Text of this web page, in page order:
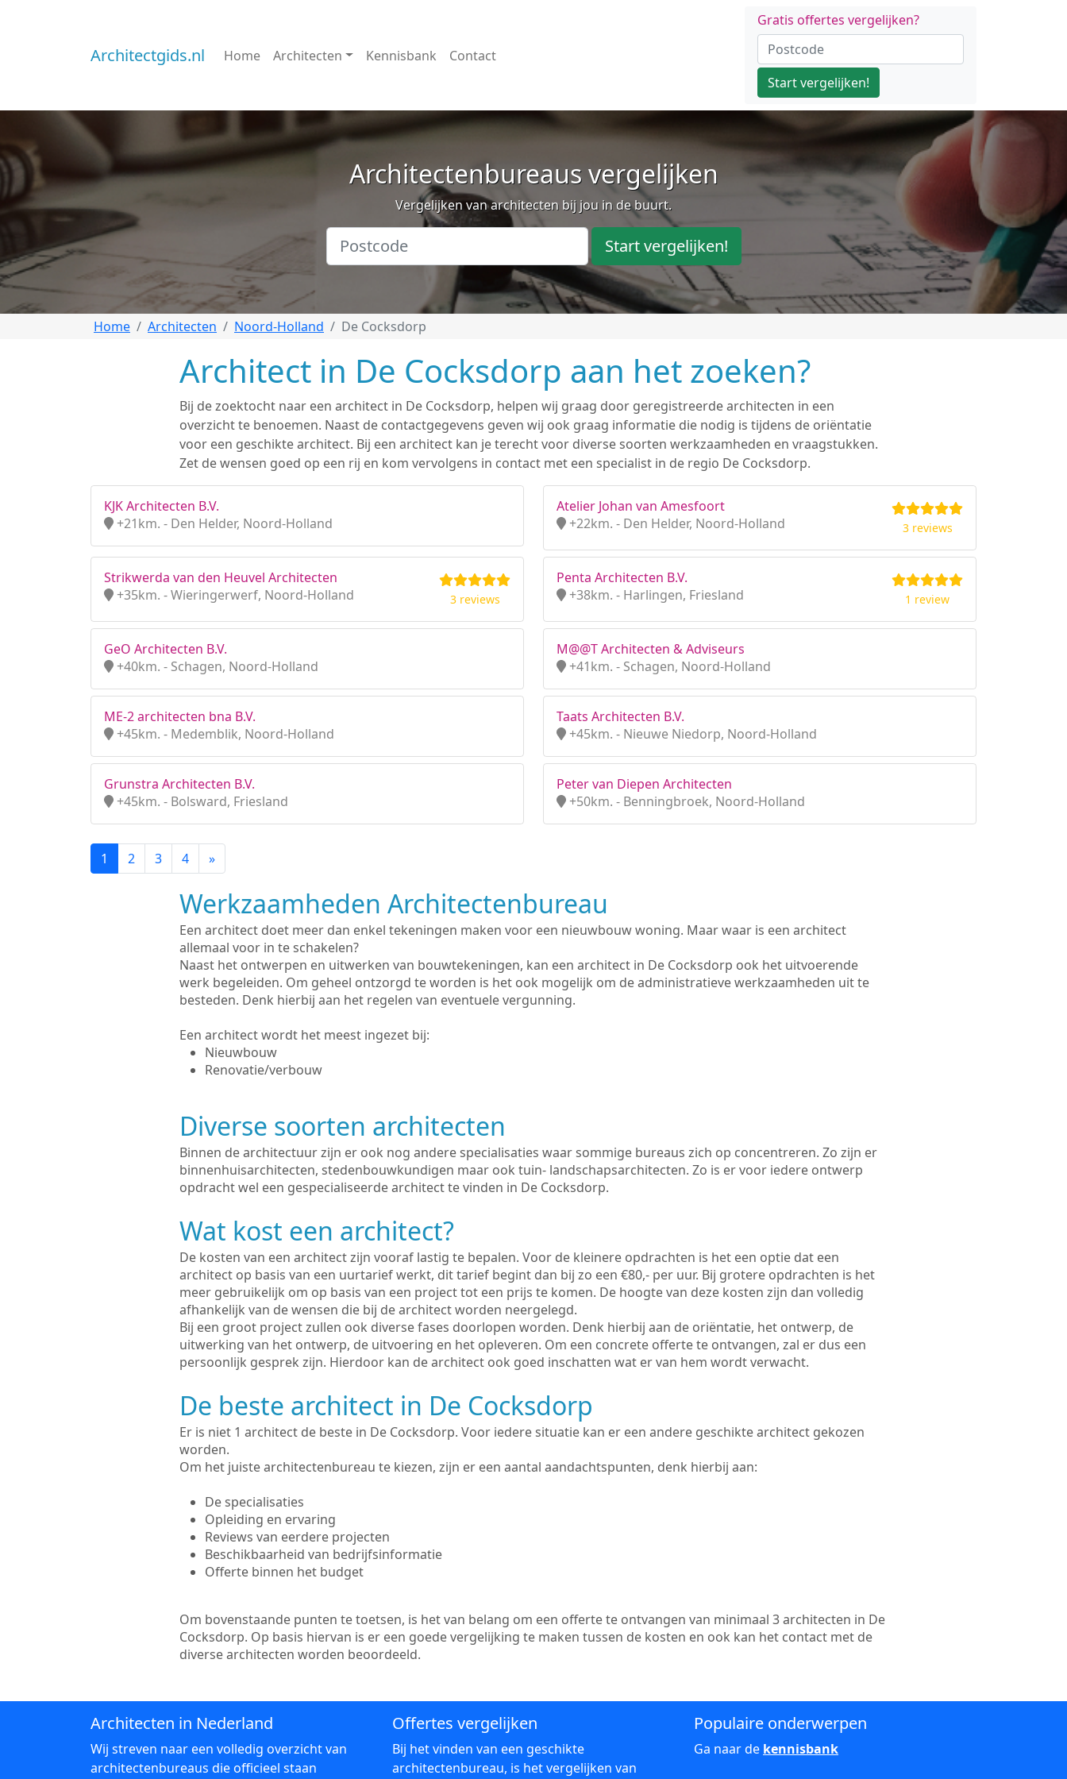
Architectgids.nl Home Architecten Kennisbank Contact
Gratis offertes vergelijken?
Start vergelijken!
Architectenbureaus vergelijken
Vergelijken van architecten bij jou in de buurt.
Start vergelijken!
Home Architecten Noord-Holland De Cocksdorp
Architect in De Cocksdorp aan het zoeken?
Bij de zoektocht naar een architect in De Cocksdorp, helpen wij graag door geregistreerde architecten in een
overzicht te benoemen. Naast de contactgegevens geven wij ook graag informatie die nodig is tijdens de oriëntatie
voor een geschikte architect. Bij een architect kan je terecht voor diverse soorten werkzaamheden en vraagstukken.
Zet de wensen goed op een rij en kom vervolgens in contact met een specialist in de regio De Cocksdorp.
KJK Architecten B.V.
+21km. - Den Helder, Noord-Holland
Atelier Johan van Amesfoort
+22km. - Den Helder, Noord-Holland
3 reviews
Strikwerda van den Heuvel Architecten
+35km. - Wieringerwerf, Noord-Holland
3 reviews
Penta Architecten B.V.
+38km. - Harlingen, Friesland
1 review
GeO Architecten B.V.
+40km. - Schagen, Noord-Holland
M@@T Architecten & Adviseurs
+41km. - Schagen, Noord-Holland
ME-2 architecten bna B.V.
+45km. - Medemblik, Noord-Holland
Taats Architecten B.V.
+45km. - Nieuwe Niedorp, Noord-Holland
Grunstra Architecten B.V.
+45km. - Bolsward, Friesland
Peter van Diepen Architecten
+50km. - Benningbroek, Noord-Holland
1 2 3 4 »
Werkzaamheden Architectenbureau
Een architect doet meer dan enkel tekeningen maken voor een nieuwbouw woning. Maar waar is een architect
allemaal voor in te schakelen?
Naast het ontwerpen en uitwerken van bouwtekeningen, kan een architect in De Cocksdorp ook het uitvoerende
werk begeleiden. Om geheel ontzorgd te worden is het ook mogelijk om de administratieve werkzaamheden uit te
besteden. Denk hierbij aan het regelen van eventuele vergunning.
Een architect wordt het meest ingezet bij:
Nieuwbouw
Renovatie/verbouw
Diverse soorten architecten
Binnen de architectuur zijn er ook nog andere specialisaties waar sommige bureaus zich op concentreren. Zo zijn er
binnenhuisarchitecten, stedenbouwkundigen maar ook tuin- landschapsarchitecten. Zo is er voor iedere ontwerp
opdracht wel een gespecialiseerde architect te vinden in De Cocksdorp.
Wat kost een architect?
De kosten van een architect zijn vooraf lastig te bepalen. Voor de kleinere opdrachten is het een optie dat een
architect op basis van een uurtarief werkt, dit tarief begint dan bij zo een €80,- per uur. Bij grotere opdrachten is het
meer gebruikelijk om op basis van een project tot een prijs te komen. De hoogte van deze kosten zijn dan volledig
afhankelijk van de wensen die bij de architect worden neergelegd.
Bij een groot project zullen ook diverse fases doorlopen worden. Denk hierbij aan de oriëntatie, het ontwerp, de
uitwerking van het ontwerp, de uitvoering en het opleveren. Om een concrete offerte te ontvangen, zal er dus een
persoonlijk gesprek zijn. Hierdoor kan de architect ook goed inschatten wat er van hem wordt verwacht.
De beste architect in De Cocksdorp
Er is niet 1 architect de beste in De Cocksdorp. Voor iedere situatie kan er een andere geschikte architect gekozen
worden.
Om het juiste architectenbureau te kiezen, zijn er een aantal aandachtspunten, denk hierbij aan:
De specialisaties
Opleiding en ervaring
Reviews van eerdere projecten
Beschikbaarheid van bedrijfsinformatie
Offerte binnen het budget
Om bovenstaande punten te toetsen, is het van belang om een offerte te ontvangen van minimaal 3 architecten in De
Cocksdorp. Op basis hiervan is er een goede vergelijking te maken tussen de kosten en ook kan het contact met de
diverse architecten worden beoordeeld.
Architecten in Nederland
Wij streven naar een volledig overzicht van
architectenbureaus die officieel staan
Offertes vergelijken
Bij het vinden van een geschikte
architectenbureau, is het vergelijken van
Populaire onderwerpen
Ga naar de kennisbank